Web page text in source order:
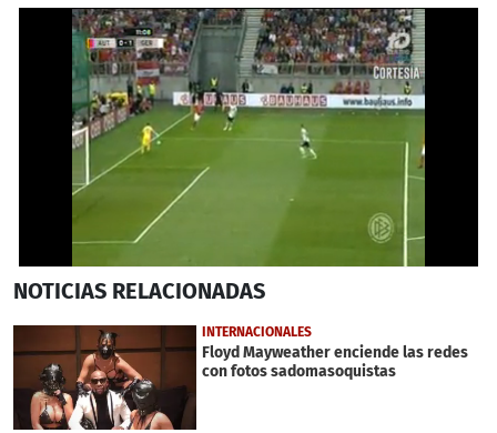
seconds
1
seconds
NOTICIAS RELACIONADAS
INTERNACIONALES
Floyd Mayweather enciende las redes
con fotos sadomasoquistas